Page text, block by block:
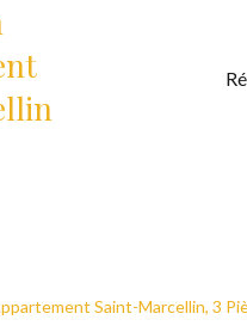
Saint-Marcellin, 3